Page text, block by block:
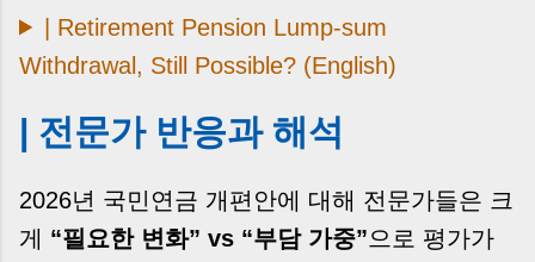
| Retirement Pension Lump-sum
Withdrawal, Still Possible? (English)
| 전문가 반응과 해석
2026년 국민연금 개편안에 대해 전문가들은 크
게 “필요한 변화” vs “부담 가중”으로 평가가